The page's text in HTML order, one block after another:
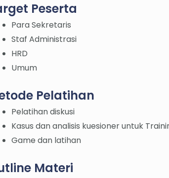
Peserta
Para Sekretaris
Staf Administrasi
HRD
Umum
Pelatihan
Pelatihan diskusi
Kasus dan analisis kuesioner untuk
Game dan latihan
Materi